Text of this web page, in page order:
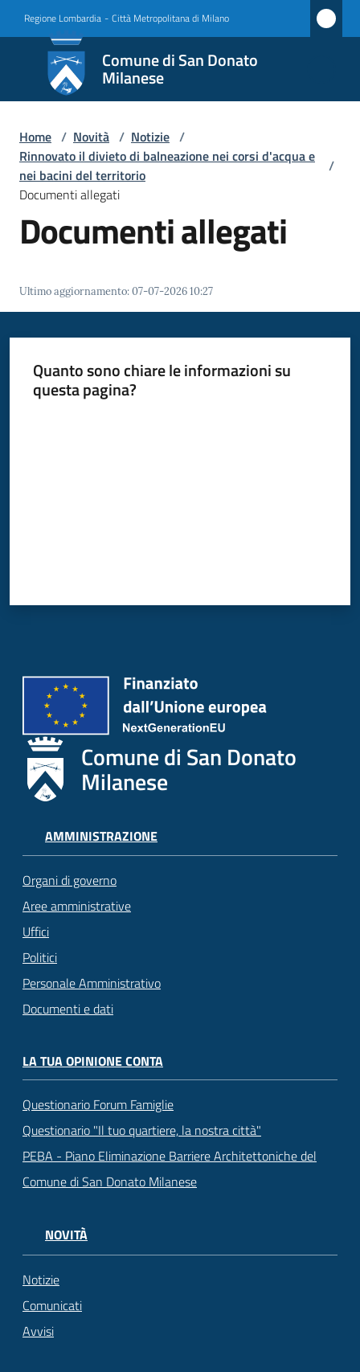
Regione Lombardia - Città Metropolitana di Milano
Comune di San Donato
Milanese
Comune
di San
Donato
Milanese
Amministrazione
Novità
Servizi
Donato
Milanese
Home / Novità / Notizie /
Rinnovato il divieto di balneazione nei corsi d'acqua e
nei bacini del territorio
/
Documenti allegati
Documenti allegati
Ultimo aggiornamento:07-07-2026 10:27
Quanto sono chiare le informazioni su
questa pagina?
Comune di San Donato
Milanese
AMMINISTRAZIONE
Organi di governo
Aree amministrative
Uffici
Politici
Personale Amministrativo
Documenti e dati
LA TUA OPINIONE CONTA
Questionario Forum Famiglie
Questionario "Il tuo quartiere, la nostra città"
PEBA - Piano Eliminazione Barriere Architettoniche del
Comune di San Donato Milanese
NOVITÀ
Notizie
Comunicati
Avvisi